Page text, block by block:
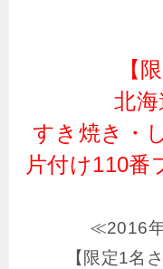
【
北
すき焼き・
片付け110番
≪2016
【限定1名